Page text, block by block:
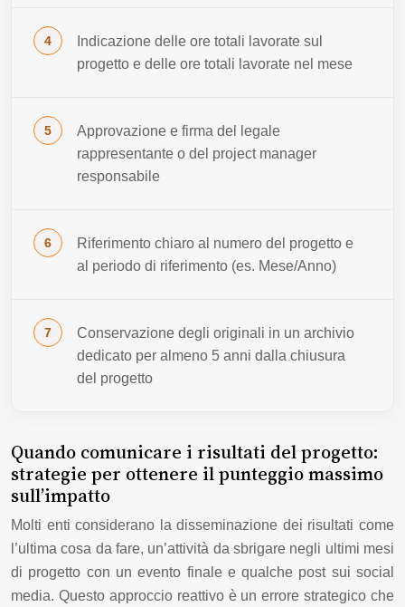
Indicazione delle ore totali lavorate sul
progetto e delle ore totali lavorate nel mese
Approvazione e firma del legale
rappresentante o del project manager
responsabile
Riferimento chiaro al numero del progetto e
al periodo di riferimento (es. Mese/Anno)
Conservazione degli originali in un archivio
dedicato per almeno 5 anni dalla chiusura
del progetto
Quando comunicare i risultati del progetto:
strategie per ottenere il punteggio massimo
sull’impatto
Molti enti considerano la disseminazione dei risultati come
l’ultima cosa da fare, un’attività da sbrigare negli ultimi mesi
di progetto con un evento finale e qualche post sui social
media. Questo approccio reattivo è un errore strategico che